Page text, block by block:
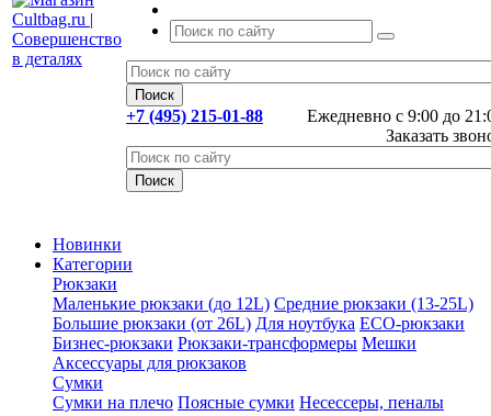
Ежедневно с 9:00 до
+7 (495) 215-01-88
Заказать
Новинки
Категории
Рюкзаки
Маленькие рюкзаки (до 12L) Средние рюкзаки (13-25L)
Большие рюкзаки (от 26L) Для ноутбука ECO-рюкзаки
Бизнес-рюкзаки Рюкзаки-трансформеры Мешки
Аксессуары для рюкзаков
Сумки
Сумки на плечо Поясные сумки Несессеры, пеналы